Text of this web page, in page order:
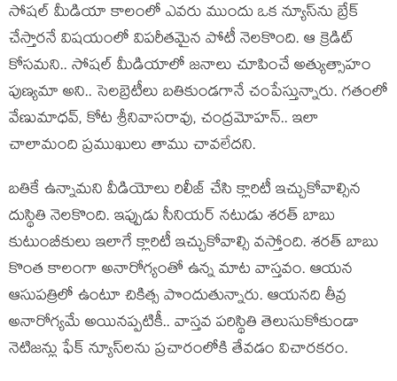
సోషల్ మీడియా కాలంలో ఎవరు ముందు ఒక న్యూస్‌ను బ్రేక్
చేస్తారనే విషయంలో విపరీతమైన పోటీ నెలకొంది. ఆ క్రెడిట్
కోసమని.. సోషల్ మీడియాలో జనాలు చూపించే అత్యుత్సాహం
పుణ్యమా అని.. సెలబ్రెటీలు బతికుండగానే చంపేస్తున్నారు. గతంలో
వేణుమాధవ్, కోట శ్రీనివాసరావు, చంద్రమోహన్.. ఇలా
చాలామంది ప్రముఖులు తాము చావలేదని.
బతికే ఉన్నామని వీడియోలు రిలీజ్ చేసి క్లారిటీ ఇచ్చుకోవాల్సిన
దుస్థితి నెలకొంది. ఇప్పుడు సీనియర్ నటుడు శరత్ బాబు
కుటుంబీకులు ఇలాగే క్లారిటీ ఇచ్చుకోవాల్సి వస్తోంది. శరత్ బాబు
కొంత కాలంగా అనారోగ్యంతో ఉన్న మాట వాస్తవం. ఆయన
ఆసుపత్రిలో ఉంటూ చికిత్స పొందుతున్నారు. ఆయనది తీవ్ర
అనారోగ్యమే అయినప్పటికీ.. వాస్తవ పరిస్థితి తెలుసుకోకుండా
నెటిజన్లు ఫేక్ న్యూస్‌లను ప్రచారంలోకి తేవడం విచారకరం.